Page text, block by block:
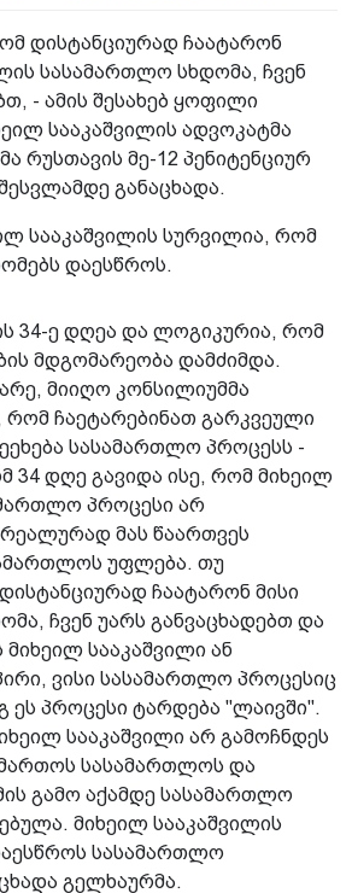
დისტანციურად ჩაატარონ
სასამართლო სხდომა, ჩვენ
- ამის შესახებ ყოფილი
სააკაშვილის ადვოკატმა
რუსთავის მე-12 პენიტენციურ
განაცხადა.
სააკაშვილის სურვილია, რომ
დაესწროს.
34-ე დღეა და ლოგიკურია, რომ
მდგომარეობა დამძიმდა.
მიიღო კონსილიუმმა
რომ ჩაეტარებინათ გარკვეული
სასამართლო პროცესს -
34 დღე გავიდა ისე, რომ მიხეილ
პროცესი არ
მას წაართვეს
უფლება. თუ
ჩაატარონ მისი
ჩვენ უარს განვაცხადებთ და
მიხეილ სააკაშვილი ან
ვისი სასამართლო პროცესიც
ეს პროცესი ტარდება "ლაივში".
სააკაშვილი არ გამოჩნდეს
სასამართლოს და
გამო აქამდე სასამართლო
მიხეილ სააკაშვილის
სასამართლო
გელხაურმა.